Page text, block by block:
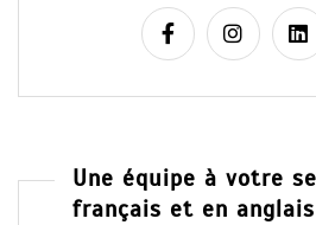
Une équipe à votre
français et en anglais